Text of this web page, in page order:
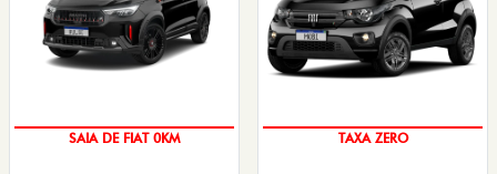
SAIA DE FIAT 0KM TAXA ZERO